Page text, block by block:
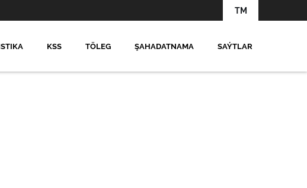
TM
KSS TÖLEG ŞAHADATNAMA SAÝTLAR